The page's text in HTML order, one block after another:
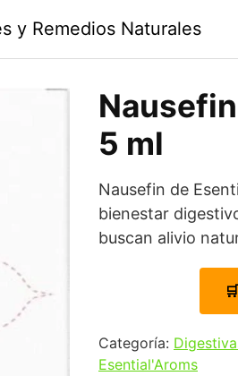
y Remedios Naturales
Nausefin
5 ml
Nausefin de
bienestar
buscan alivio
Categoría:
Esential'Aroms